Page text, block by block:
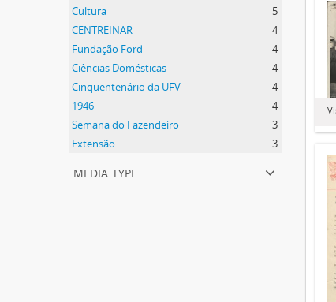
Cultura
5
CENTREINAR
4
Fundação Ford
4
Ciências Domésticas
4
Cinquentenário da UFV
4
1946
4
Semana do Fazendeiro
3
Extensão
3
media type